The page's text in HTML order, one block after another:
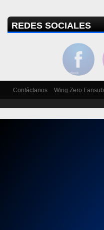
REDES SOCIALES
Contáctanos Wing Zero Fansub